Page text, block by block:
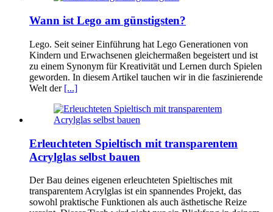
Wann ist Lego am günstigsten?
Lego. Seit seiner Einführung hat Lego Generationen von
Kindern und Erwachsenen gleichermaßen begeistert und ist
zu einem Synonym für Kreativität und Lernen durch Spielen
geworden. In diesem Artikel tauchen wir in die faszinierende
Welt der [...]
Erleuchteten Spieltisch mit transparentem
Acrylglas selbst bauen
Der Bau deines eigenen erleuchteten Spieltisches mit
transparentem Acrylglas ist ein spannendes Projekt, das
sowohl praktische Funktionen als auch ästhetische Reize